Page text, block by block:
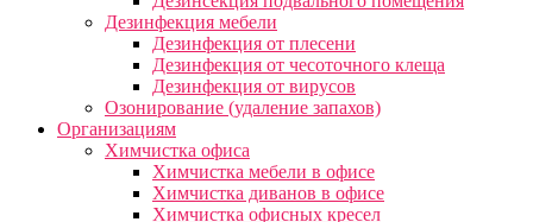
Дезинфекция мебели
Дезинфекция от плесени
Дезинфекция от чесоточного клеща
Дезинфекция от вирусов
Озонирование (удаление запахов)
Организациям
Химчистка офиса
Химчистка мебели в офисе
Химчистка диванов в офисе
Химчистка офисных кресел